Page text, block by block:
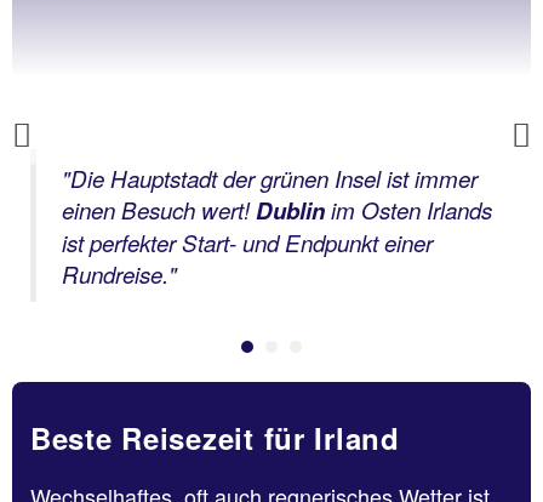
Previous
"Die Hauptstadt der grünen Insel ist immer
einen Besuch wert!Dublinim Osten Irlands
ist perfekter Start- und Endpunkt einer
Rundreise."
Beste Reisezeit für Irland